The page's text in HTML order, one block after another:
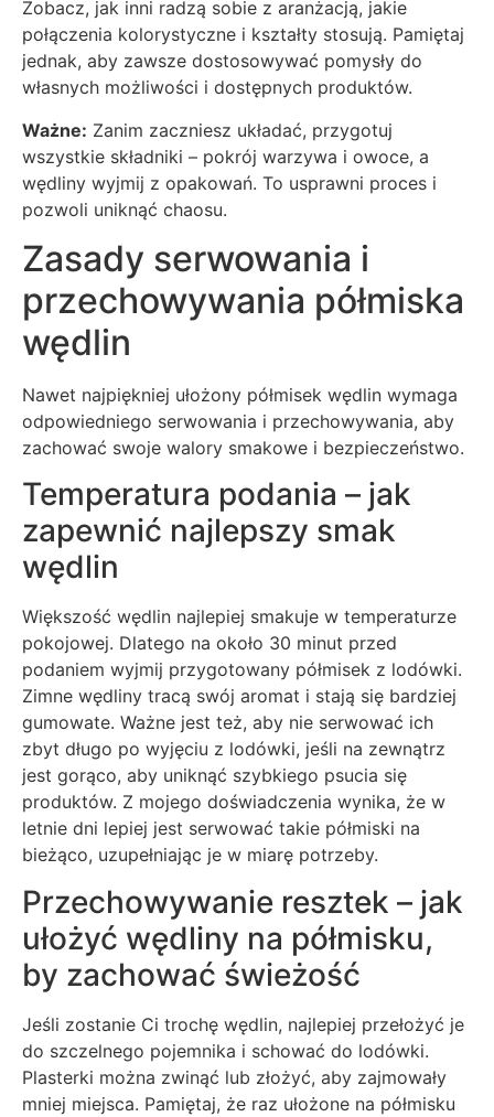
Zobacz, jak inni radzą sobie z aranżacją, jakie
połączenia kolorystyczne i kształty stosują. Pamiętaj
jednak, aby zawsze dostosowywać pomysły do
własnych możliwości i dostępnych produktów.
Ważne: Zanim zaczniesz układać, przygotuj
wszystkie składniki – pokrój warzywa i owoce, a
wędliny wyjmij z opakowań. To usprawni proces i
pozwoli uniknąć chaosu.
Zasady serwowania i
przechowywania półmiska
wędlin
Nawet najpiękniej ułożony półmisek wędlin wymaga
odpowiedniego serwowania i przechowywania, aby
zachować swoje walory smakowe i bezpieczeństwo.
Temperatura podania – jak
zapewnić najlepszy smak
wędlin
Większość wędlin najlepiej smakuje w temperaturze
pokojowej. Dlatego na około 30 minut przed
podaniem wyjmij przygotowany półmisek z lodówki.
Zimne wędliny tracą swój aromat i stają się bardziej
gumowate. Ważne jest też, aby nie serwować ich
zbyt długo po wyjęciu z lodówki, jeśli na zewnątrz
jest gorąco, aby uniknąć szybkiego psucia się
produktów. Z mojego doświadczenia wynika, że w
letnie dni lepiej jest serwować takie półmiski na
bieżąco, uzupełniając je w miarę potrzeby.
Przechowywanie resztek – jak
ułożyć wędliny na półmisku,
by zachować świeżość
Jeśli zostanie Ci trochę wędlin, najlepiej przełożyć je
do szczelnego pojemnika i schować do lodówki.
Plasterki można zwinąć lub złożyć, aby zajmowały
mniej miejsca. Pamiętaj, że raz ułożone na półmisku